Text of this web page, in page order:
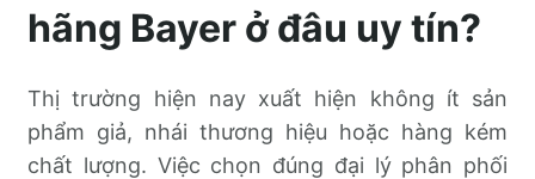
hãng Bayer ở đâu uy tín?
Thị trường hiện nay xuất hiện không ít sản
phẩm giả, nhái thương hiệu hoặc hàng kém
chất lượng. Việc chọn đúng đại lý phân phối